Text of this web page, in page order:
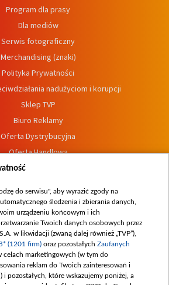
Program dla prasy
Dla mediów
Serwis fotograficzny
Merchandising (znaki)
Polityka Prywatności
nadużyciom i korupcji
Sklep TVP
Biuro Reklamy
Oferta Dystrybucyjna
Oferta Handlowa
Dostępność
zgłoszeń wewnętrznych
do serwisu", aby wyrazić zgody na
śledzenia i zbierania danych,
urządzeniu końcowym i ich
Twoich danych osobowych przez
w likwidacji (zwaną dalej również „TVP”),
(1201 firm) oraz pozostałych Zaufanych
celach marketingowych (w tym do
reklam do Twoich zainteresowań i
i pozostałych, które wskazujemy poniżej, a